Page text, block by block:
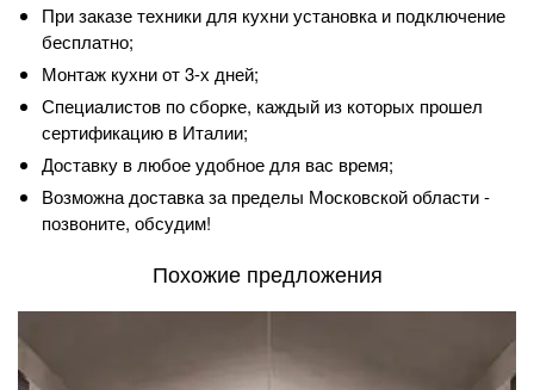
При заказе техники для кухни установка и подключение
бесплатно;
Монтаж кухни от 3-х дней;
Специалистов по сборке, каждый из которых прошел
сертификацию в Италии;
Доставку в любое удобное для вас время;
Возможна доставка за пределы Московской области -
позвоните, обсудим!
Похожие предложения